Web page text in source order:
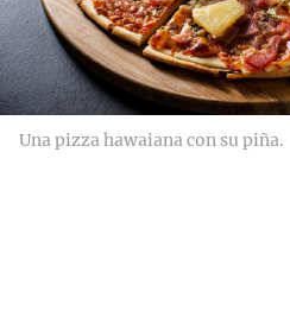
Una pizza hawaiana con su piña.